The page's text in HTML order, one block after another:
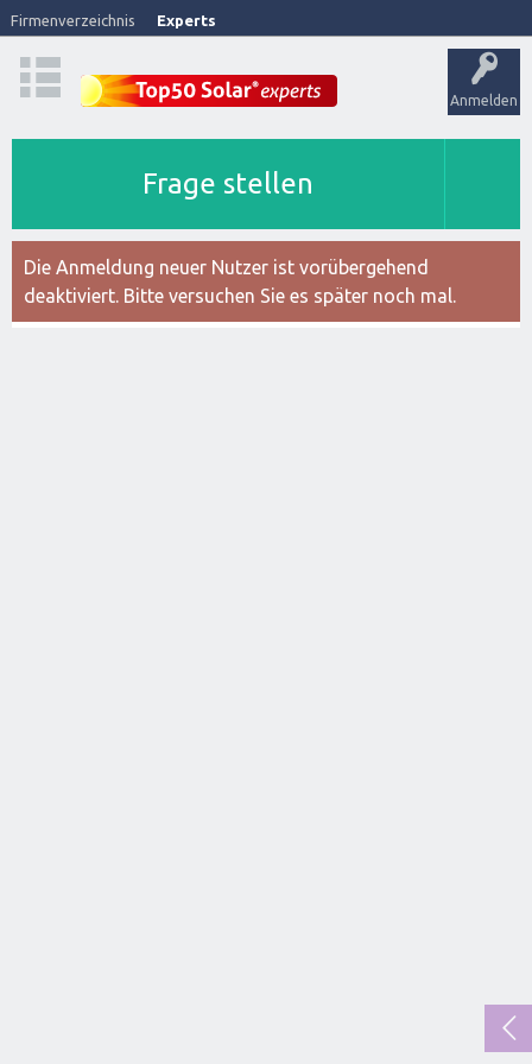
Firmenverzeichnis Experts
Anmelden
Frage stellen
Die Anmeldung neuer Nutzer ist vorübergehend
deaktiviert. Bitte versuchen Sie es später noch mal.